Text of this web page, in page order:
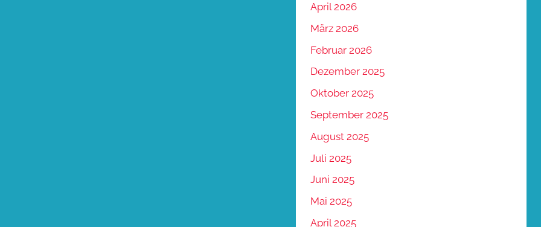
April 2026
März 2026
Februar 2026
Dezember 2025
Oktober 2025
September 2025
August 2025
Juli 2025
Juni 2025
Mai 2025
April 2025